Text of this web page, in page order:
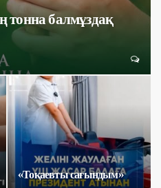
тонна балмұздақ
«Тоқаевты сағындым»